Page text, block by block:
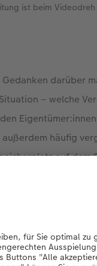
ist beim
darüber
– welche
häufig
auf
Speicherplatz
Smartphones.